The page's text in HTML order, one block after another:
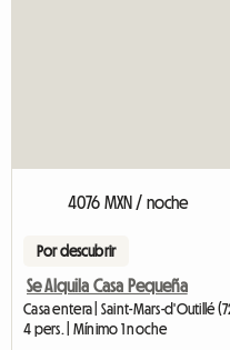
4076 MXN / noche
Por descubrir
Se Alquila Casa Pequeña
Casa entera | Saint-Mars-d'Outillé
4 pers. | Mínimo 1 noche